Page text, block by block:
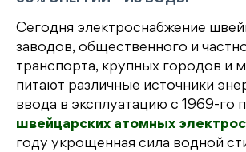
Сегодня электроснабжение
заводов, общественного и
транспорта, крупных городов и
питают различные источники
ввода в эксплуатацию с 1969-го
швейцарских атомных
году укрощенная сила водной